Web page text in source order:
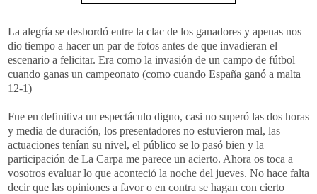
La alegría se desbordó entre la clac de los ganadores y apenas nos
dio tiempo a hacer un par de fotos antes de que invadieran el
escenario a felicitar. Era como la invasión de un campo de fútbol
cuando ganas un campeonato (como cuando España ganó a malta
12-1)
Fue en definitiva un espectáculo digno, casi no superó las dos horas
y media de duración, los presentadores no estuvieron mal, las
actuaciones tenían su nivel, el público se lo pasó bien y la
participación de La Carpa me parece un acierto. Ahora os toca a
vosotros evaluar lo que aconteció la noche del jueves. No hace falta
decir que las opiniones a favor o en contra se hagan con cierto